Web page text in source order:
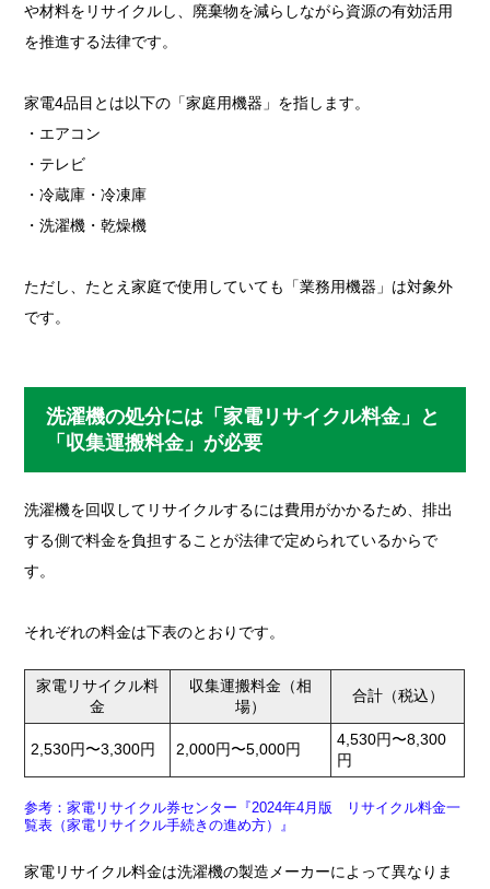
や材料をリサイクルし、廃棄物を減らしながら資源の有効活用
を推進する法律です。
家電4品目とは以下の「家庭用機器」を指します。
・エアコン
・テレビ
・冷蔵庫・冷凍庫
・洗濯機・乾燥機
ただし、たとえ家庭で使用していても「業務用機器」は対象外
です。
洗濯機の処分には「家電リサイクル料金」と
「収集運搬料金」が必要
洗濯機を回収してリサイクルするには費用がかかるため、排出
する側で料金を負担することが法律で定められているからで
す。
それぞれの料金は下表のとおりです。
家電リサイクル料
金
収集運搬料金（相
場）
合計（税込）
2,530円〜3,300円 2,000円〜5,000円
4,530円〜8,300
円
参考：家電リサイクル券センター『2024年4月版 リサイクル料金一
覧表（家電リサイクル手続きの進め方）』
家電リサイクル料金は洗濯機の製造メーカーによって異なりま